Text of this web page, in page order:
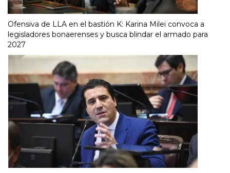
Ofensiva de LLA en el bastión K: Karina Milei convoca a
legisladores bonaerenses y busca blindar el armado para
2027